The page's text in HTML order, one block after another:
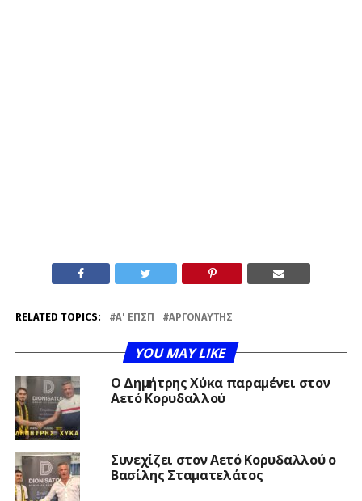
RELATED TOPICS: Α' ΕΠΣΠ ΑΡΓΟΝΑΎΤΗΣ
YOU MAY LIKE
O Δημήτρης Χύκα παραμένει στον
Αετό Κορυδαλλού
Συνεχίζει στον Αετό Κορυδαλλού ο
Βασίλης Σταματελάτος